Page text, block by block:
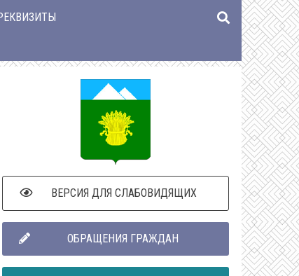
ВЕРСИЯ ДЛЯ СЛАБОВИДЯЩИХ
ОБРАЩЕНИЯ ГРАЖДАН